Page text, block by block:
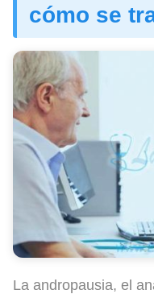
cómo se
La andropausia, el